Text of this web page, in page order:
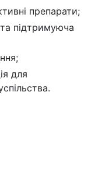
препарати;
підтримуюча
для